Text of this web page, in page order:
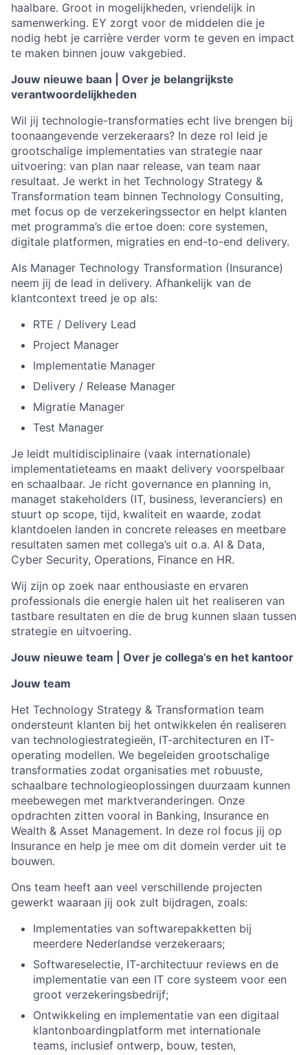
haalbare. Groot in mogelijkheden, vriendelijk in
samenwerking. EY zorgt voor de middelen die je
nodig hebt je carrière verder vorm te geven en impact
te maken binnen jouw vakgebied.
Jouw nieuwe baan | Over je belangrijkste
verantwoordelijkheden
Wil jij technologie-transformaties echt live brengen bij
toonaangevende verzekeraars? In deze rol leid je
grootschalige implementaties van strategie naar
uitvoering: van plan naar release, van team naar
resultaat. Je werkt in het Technology Strategy &
Transformation team binnen Technology Consulting,
met focus op de verzekeringssector en helpt klanten
met programma’s die ertoe doen: core systemen,
digitale platformen, migraties en end-to-end delivery.
Als Manager Technology Transformation (Insurance)
neem jij de lead in delivery. Afhankelijk van de
klantcontext treed je op als:
RTE / Delivery Lead
Project Manager
Implementatie Manager
Delivery / Release Manager
Migratie Manager
Test Manager
Je leidt multidisciplinaire (vaak internationale)
implementatieteams en maakt delivery voorspelbaar
en schaalbaar. Je richt governance en planning in,
managet stakeholders (IT, business, leveranciers) en
stuurt op scope, tijd, kwaliteit en waarde, zodat
klantdoelen landen in concrete releases en meetbare
resultaten samen met collega’s uit o.a. AI & Data,
Cyber Security, Operations, Finance en HR.
Wij zijn op zoek naar enthousiaste en ervaren
professionals die energie halen uit het realiseren van
tastbare resultaten en die de brug kunnen slaan tussen
strategie en uitvoering.
Jouw nieuwe team | Over je collega’s en het kantoor
Jouw team
Het Technology Strategy & Transformation team
ondersteunt klanten bij het ontwikkelen én realiseren
van technologiestrategieën, IT-architecturen en IT-
operating modellen. We begeleiden grootschalige
transformaties zodat organisaties met robuuste,
schaalbare technologieoplossingen duurzaam kunnen
meebewegen met marktveranderingen. Onze
opdrachten zitten vooral in Banking, Insurance en
Wealth & Asset Management. In deze rol focus jij op
Insurance en help je mee om dit domein verder uit te
bouwen.
Ons team heeft aan veel verschillende projecten
gewerkt waaraan jij ook zult bijdragen, zoals:
Implementaties van softwarepakketten bij
meerdere Nederlandse verzekeraars;
Softwareselectie, IT-architectuur reviews en de
implementatie van een IT core systeem voor een
groot verzekeringsbedrijf;
Ontwikkeling en implementatie van een digitaal
klantonboardingplatform met internationale
teams, inclusief ontwerp, bouw, testen,